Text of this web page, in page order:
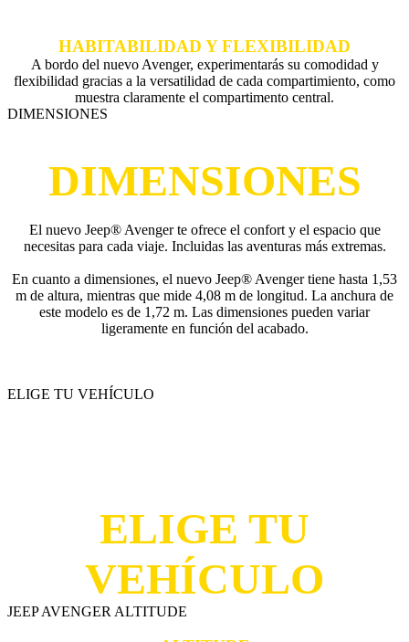
HABITABILIDAD Y FLEXIBILIDAD
A bordo del nuevo Avenger, experimentarás su comodidad y
flexibilidad gracias a la versatilidad de cada compartimiento, como
muestra claramente el compartimento central.
DIMENSIONES
DIMENSIONES
El nuevo Jeep® Avenger te ofrece el confort y el espacio que
necesitas para cada viaje. Incluidas las aventuras más extremas.
En cuanto a dimensiones, el nuevo Jeep® Avenger tiene hasta 1,53
m de altura, mientras que mide 4,08 m de longitud. La anchura de
este modelo es de 1,72 m. Las dimensiones pueden variar
ligeramente en función del acabado.
ELIGE TU VEHÍCULO
ELIGE TU
VEHÍCULO
JEEP AVENGER ALTITUDE